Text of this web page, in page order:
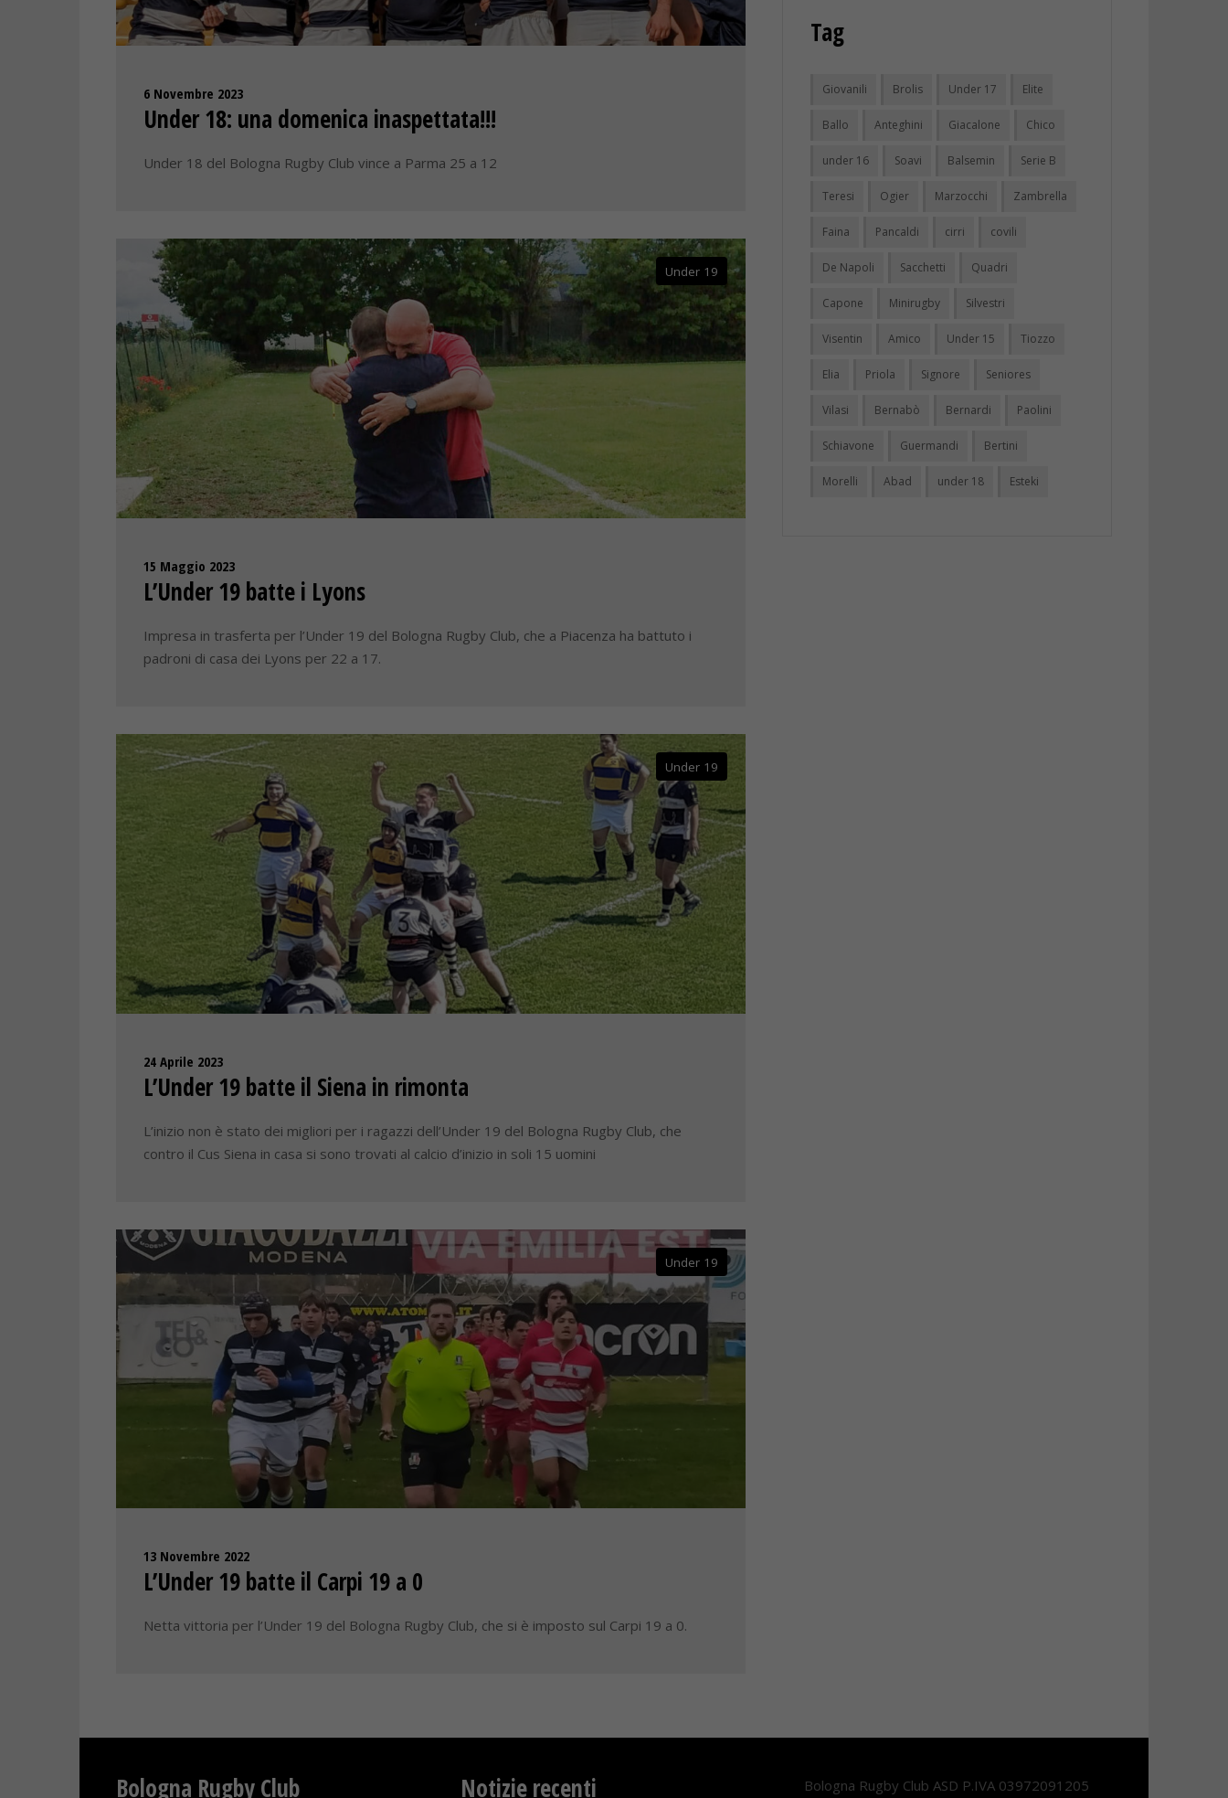
6 Novembre 2023
Under 18: una domenica inaspettata!!!
Under 18 del Bologna Rugby Club vince a Parma 25 a 12
Under 19
15 Maggio 2023
L’Under 19 batte i Lyons
Impresa in trasferta per l’Under 19 del Bologna Rugby Club, che a Piacenza ha battuto i
padroni di casa dei Lyons per 22 a 17.
Under 19
24 Aprile 2023
L’Under 19 batte il Siena in rimonta
L’inizio non è stato dei migliori per i ragazzi dell’Under 19 del Bologna Rugby Club, che
contro il Cus Siena in casa si sono trovati al calcio d’inizio in soli 15 uomini
Under 19
13 Novembre 2022
L’Under 19 batte il Carpi 19 a 0
Netta vittoria per l’Under 19 del Bologna Rugby Club, che si è imposto sul Carpi 19 a 0.
Tag
Giovanili Brolis Under 17 Elite
Ballo Anteghini Giacalone Chico
under 16 Soavi Balsemin Serie B
Teresi Ogier Marzocchi Zambrella
Faina Pancaldi cirri covili
De Napoli Sacchetti Quadri
Capone Minirugby Silvestri
Visentin Amico Under 15 Tiozzo
Elia Priola Signore Seniores
Vilasi Bernabò Bernardi Paolini
Schiavone Guermandi Bertini
Morelli Abad under 18 Esteki
Bologna Rugby Club Notizie recenti Bologna Rugby Club ASD P.IVA 03972091205